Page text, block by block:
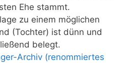
Ehe stammt.
zu einem möglichen
(Tochter) ist dünn und
belegt.
Archiv (renommiertes